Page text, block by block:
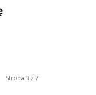
Strona 3 z 7